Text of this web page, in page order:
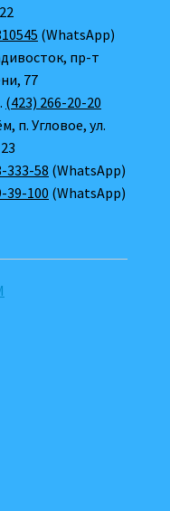
(WhatsApp)
пр-т
77
(423) 266-20-20
п. Угловое, ул.
333-58 (WhatsApp)
39-100 (WhatsApp)